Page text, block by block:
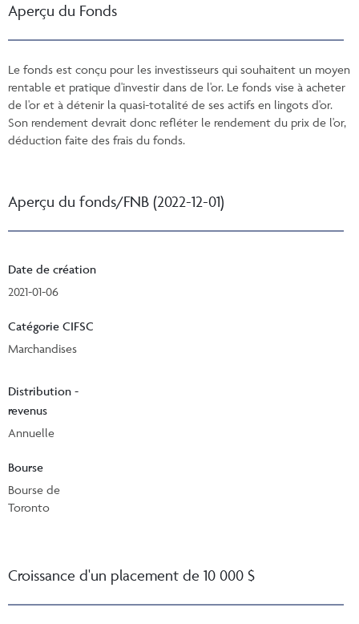
Aperçu du Fonds
Le fonds est conçu pour les investisseurs qui souhaitent un moyen
rentable et pratique d'investir dans de l'or. Le fonds vise à acheter
de l'or et à détenir la quasi-totalité de ses actifs en lingots d'or.
Son rendement devrait donc refléter le rendement du prix de l'or,
déduction faite des frais du fonds.
Aperçu du fonds/FNB (2022-12-01)
Date de création
2021-01-06
Catégorie CIFSC
Marchandises
Distribution -
revenus
Annuelle
Bourse
Bourse de
Toronto
Croissance d'un placement de 10 000 $